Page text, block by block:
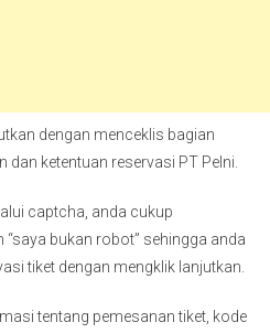
dengan menceklis bagian
ketentuan reservasi PT Pelni.
captcha, anda cukup
bukan robot” sehingga anda
tiket dengan mengklik lanjutkan.
tentang pemesanan tiket, kode